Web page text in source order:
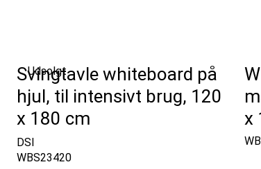
Udsolgt
Svingtavle whiteboard på
hjul, til intensivt brug, 120
x 180 cm
DSI
WBS23420
x